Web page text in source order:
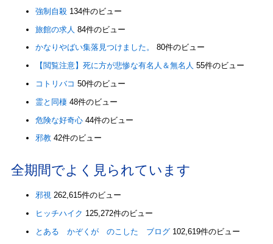
強制自殺 134件のビュー
旅館の求人 84件のビュー
かなりやばい集落見つけました。
80件のビュー
【閲覧注意】死に方が悲惨な有名人＆無名人 55件のビュー
コトリバコ 50件のビュー
霊と同棲 48件のビュー
危険な好奇心 44件のビュー
邪教 42件のビュー
全期間でよく見られています
邪視 262,615件のビュー
ヒッチハイク 125,272件のビュー
とある かぞくが のこした ブログ 102,619件のビュー